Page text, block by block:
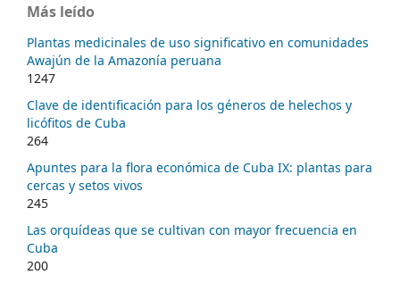
Más leído
Plantas medicinales de uso significativo en comunidades
Awajún de la Amazonía peruana
1247
Clave de identificación para los géneros de helechos y
licófitos de Cuba
264
Apuntes para la flora económica de Cuba IX: plantas para
cercas y setos vivos
245
Las orquídeas que se cultivan con mayor frecuencia en
Cuba
200